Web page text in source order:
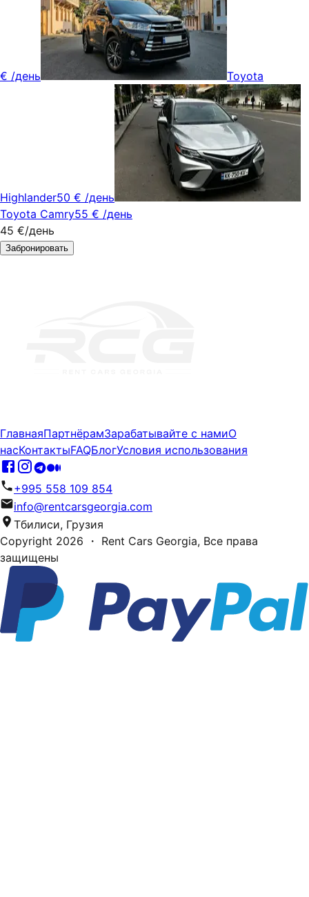
€ /день Toyota
Highlander50 € /день
Toyota Camry55 € /день
45 €/день
Забронировать
ГлавнаяПартнёрамЗарабатывайте с намиО
насКонтактыFAQБлогУсловия использования
+995 558 109 854
info@rentcarsgeorgia.com
Тбилиси, Грузия
Copyright 2026 ・ Rent Cars Georgia, Все права
защищены